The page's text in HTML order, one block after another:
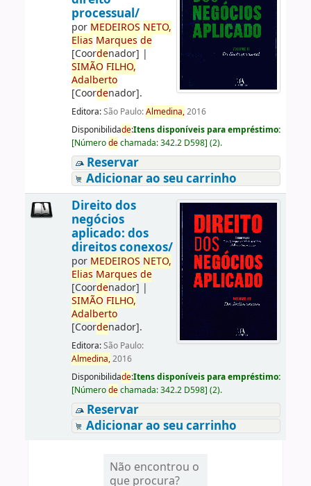
processual/
por MEDEIROS NETO,
Elias Marques de
[Coordenador] |
SIMÃO FILHO,
Adalberto
[Coordenador].
Editora:São Paulo:Almedina,2016
Disponibilidade:Itens disponíveis para empréstimo:
[Númerodechamada:342.2 D598] (2).
Reservar
Adicionar ao seu carrinho
Direito dos
negócios
aplicado: dos
direitos conexos/
por MEDEIROS NETO,
Elias Marques de
[Coordenador] |
SIMÃO FILHO,
Adalberto
[Coordenador].
Editora:São Paulo:
Almedina,2016
Disponibilidade:Itens disponíveis para empréstimo:
[Númerodechamada:342.2 D598] (2).
Reservar
Adicionar ao seu carrinho
Não encontrou o
que procura?